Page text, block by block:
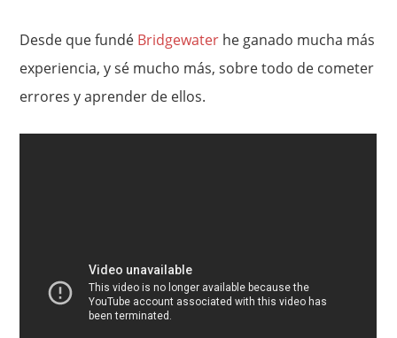
Desde que fundé Bridgewater he ganado mucha más
experiencia, y sé mucho más, sobre todo de cometer
errores y aprender de ellos.